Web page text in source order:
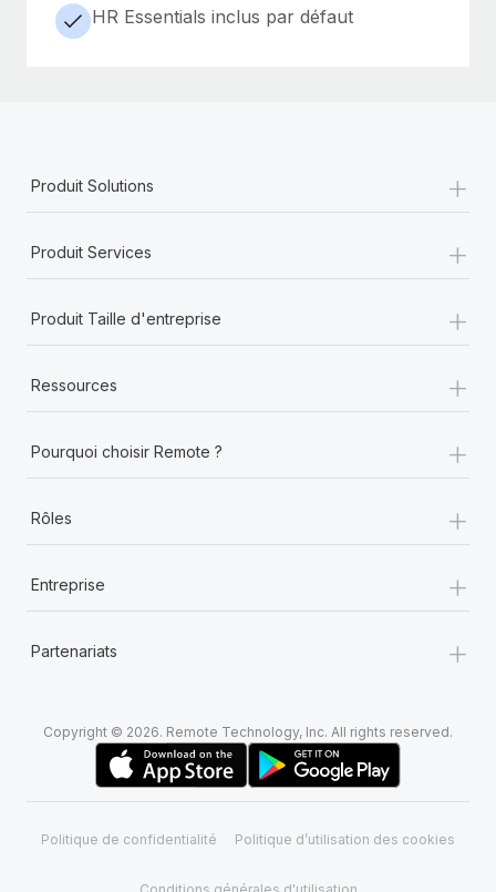
HR Essentials inclus par défaut
Produit Solutions +
Produit Services +
Produit Taille d'entreprise +
Ressources +
Pourquoi choisir Remote ? +
Rôles +
Entreprise +
Partenariats +
Copyright © 2026. Remote Technology, Inc. All rights reserved.
Politique de confidentialité Politique d’utilisation des cookies